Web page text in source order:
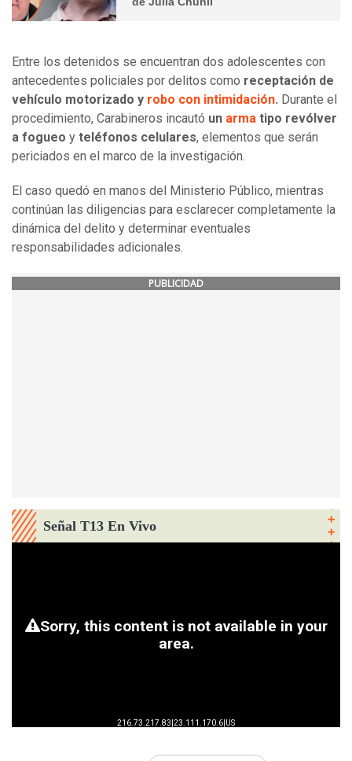
Entre los detenidos se encuentran dos adolescentes con
antecedentes policiales por delitos como receptación de
vehículo motorizado y robo con intimidación. Durante el
procedimiento, Carabineros incautó un arma tipo revólver
a fogueo y teléfonos celulares, elementos que serán
periciados en el marco de la investigación.
El caso quedó en manos del Ministerio Público, mientras
continúan las diligencias para esclarecer completamente la
dinámica del delito y determinar eventuales
responsabilidades adicionales.
PUBLICIDAD
Señal T13 En Vivo